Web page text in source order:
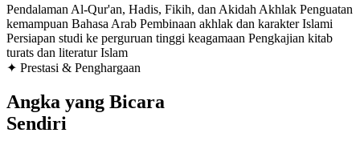
Pendalaman Al-Qur'an, Hadis, Fikih, dan Akidah Akhlak Penguatan
kemampuan Bahasa Arab Pembinaan akhlak dan karakter Islami
Persiapan studi ke perguruan tinggi keagamaan Pengkajian kitab
turats dan literatur Islam
✦ Prestasi & Penghargaan
Angka yang Bicara
Sendiri